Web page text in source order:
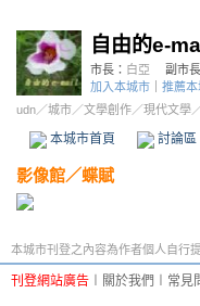
自由的e-
市長： 白亞
副市長
加入本城市
推薦本
udn／城市／文學創作／現代文學
本城市首頁 討論區
影像館／蝶賦
本城市刊登之內容為作者個人自行
刊登網站廣告 關於我們 常見